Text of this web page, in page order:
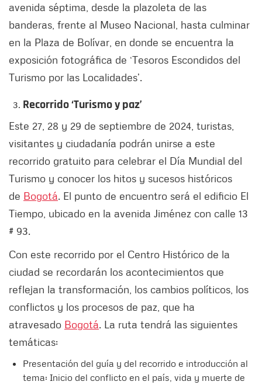
avenida séptima, desde la plazoleta de las
banderas, frente al Museo Nacional, hasta culminar
en la Plaza de Bolívar, en donde se encuentra la
exposición fotográfica de ‘Tesoros Escondidos del
Turismo por las Localidades’.
Recorrido ‘Turismo y paz’
Este 27, 28 y 29 de septiembre de 2024, turistas,
visitantes y ciudadanía podrán unirse a este
recorrido gratuito para celebrar el Día Mundial del
Turismo y conocer los hitos y sucesos históricos
de Bogotá. El punto de encuentro será el edificio El
Tiempo, ubicado en la avenida Jiménez con calle 13
# 93.
Con este recorrido por el Centro Histórico de la
ciudad se recordarán los acontecimientos que
reflejan la transformación, los cambios políticos, los
conflictos y los procesos de paz, que ha
atravesado Bogotá. La ruta tendrá las siguientes
temáticas:
Presentación del guía y del recorrido e introducción al
tema: Inicio del conflicto en el país, vida y muerte de